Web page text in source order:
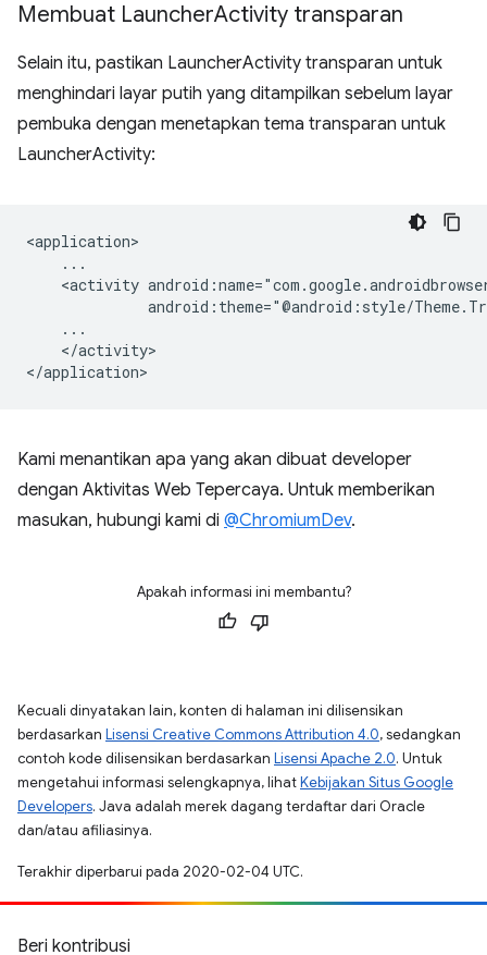
Membuat LauncherActivity transparan
Selain itu, pastikan LauncherActivity transparan untuk
menghindari layar putih yang ditampilkan sebelum layar
pembuka dengan menetapkan tema transparan untuk
LauncherActivity:
<activity
</activity>
Kami menantikan apa yang akan dibuat developer
dengan Aktivitas Web Tepercaya. Untuk memberikan
masukan, hubungi kami di @ChromiumDev.
Apakah informasi ini membantu?
Kecuali dinyatakan lain, konten di halaman ini dilisensikan
berdasarkan Lisensi Creative Commons Attribution 4.0, sedangkan
contoh kode dilisensikan berdasarkan Lisensi Apache 2.0. Untuk
mengetahui informasi selengkapnya, lihatKebijakan Situs Google
Developers. Java adalah merek dagang terdaftar dari Oracle
dan/atau afiliasinya.
Terakhir diperbarui pada 2020-02-04 UTC.
Beri kontribusi